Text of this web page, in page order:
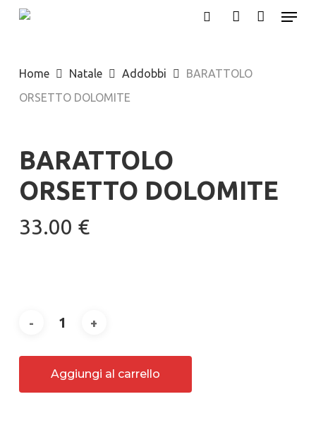
Skip
content
Menu
Home Natale Addobbi
BARATTOLO
ORSETTO DOLOMITE
BARATTOLO
ORSETTO DOLOMITE
33.00 €
Aggiungi al carrello